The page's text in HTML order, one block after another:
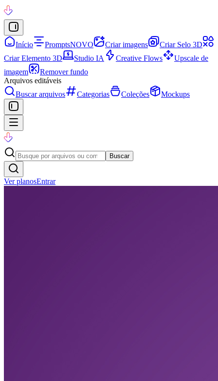
Início PromptsNOVO Criar imagens
Criar Selo 3D
Criar Elemento 3D
Studio IA Creative Flows
Upscale de
imagem
Remover fundo
Arquivos editáveis
Buscar arquivos
Categorias Coleções Mockups
Buscar
Ver planosEntrar